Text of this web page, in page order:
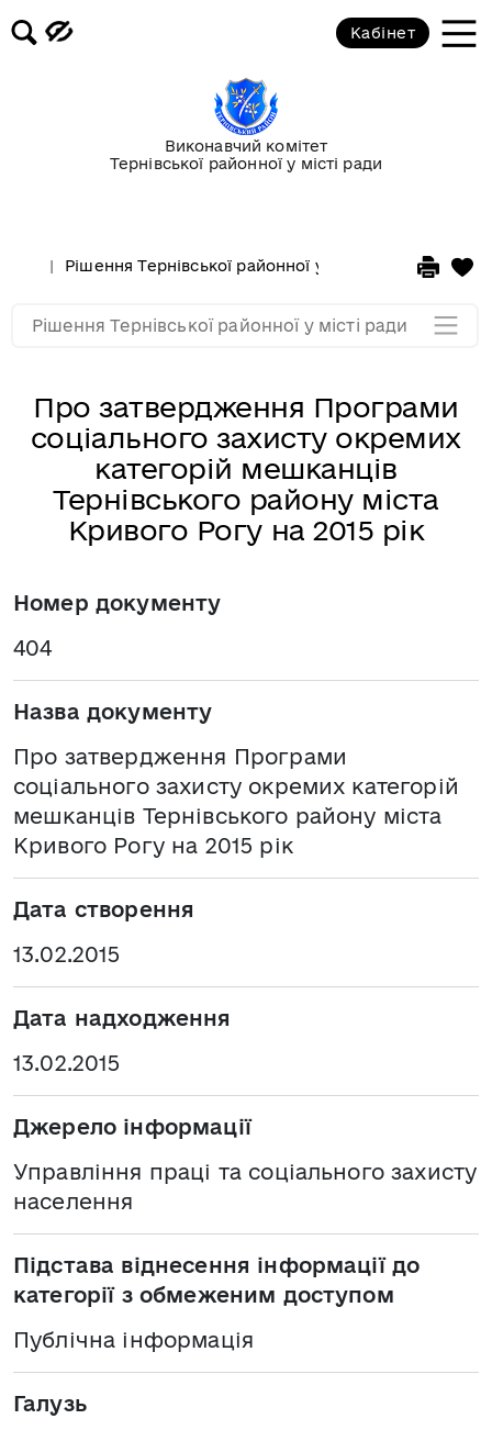
Виконавчий комітет
Тернівської районної у місті ради
Кабінет
Рішення Тернівської районної у місті ради Сесії
Про затвердження Програми
соціального захисту окремих
категорій мешканців
Тернівського району міста
Кривого Рогу на 2015 рік
Номер документу
404
Назва документу
Про затвердження Програми
соціального захисту окремих категорій
мешканців Тернівського району міста
Кривого Рогу на 2015 рік
Дата створення
13.02.2015
Дата надходження
13.02.2015
Джерело інформації
Управління праці та соціального захисту
населення
Підстава віднесення інформації до
категорії з обмеженим доступом
Публічна інформація
Галузь
Рішення Тернівської районної у місті ради
ХХХІІІ сесія VI скликання від 13
Сесії за 2014 рік